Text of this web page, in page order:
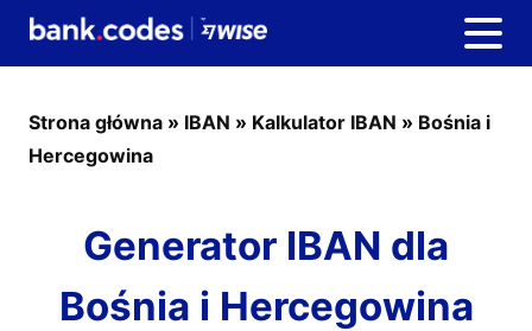
Strona główna » IBAN » Kalkulator IBAN » Bośnia i
Hercegowina
Generator IBAN dla
Bośnia i Hercegowina